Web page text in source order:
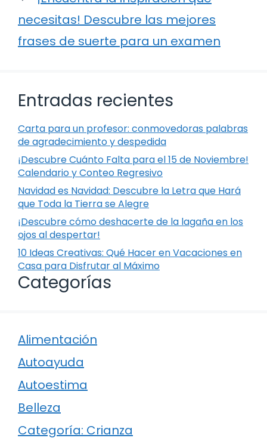
necesitas! Descubre las mejores
frases de suerte para un examen
Entradas recientes
Carta para un profesor: conmovedoras palabras
de agradecimiento y despedida
¡Descubre Cuánto Falta para el 15 de Noviembre!
Calendario y Conteo Regresivo
Navidad es Navidad: Descubre la Letra que Hará
que Toda la Tierra se Alegre
¡Descubre cómo deshacerte de la lagaña en los
ojos al despertar!
10 Ideas Creativas: Qué Hacer en Vacaciones en
Casa para Disfrutar al Máximo
Categorías
Alimentación
Autoayuda
Autoestima
Belleza
Categoría: Crianza